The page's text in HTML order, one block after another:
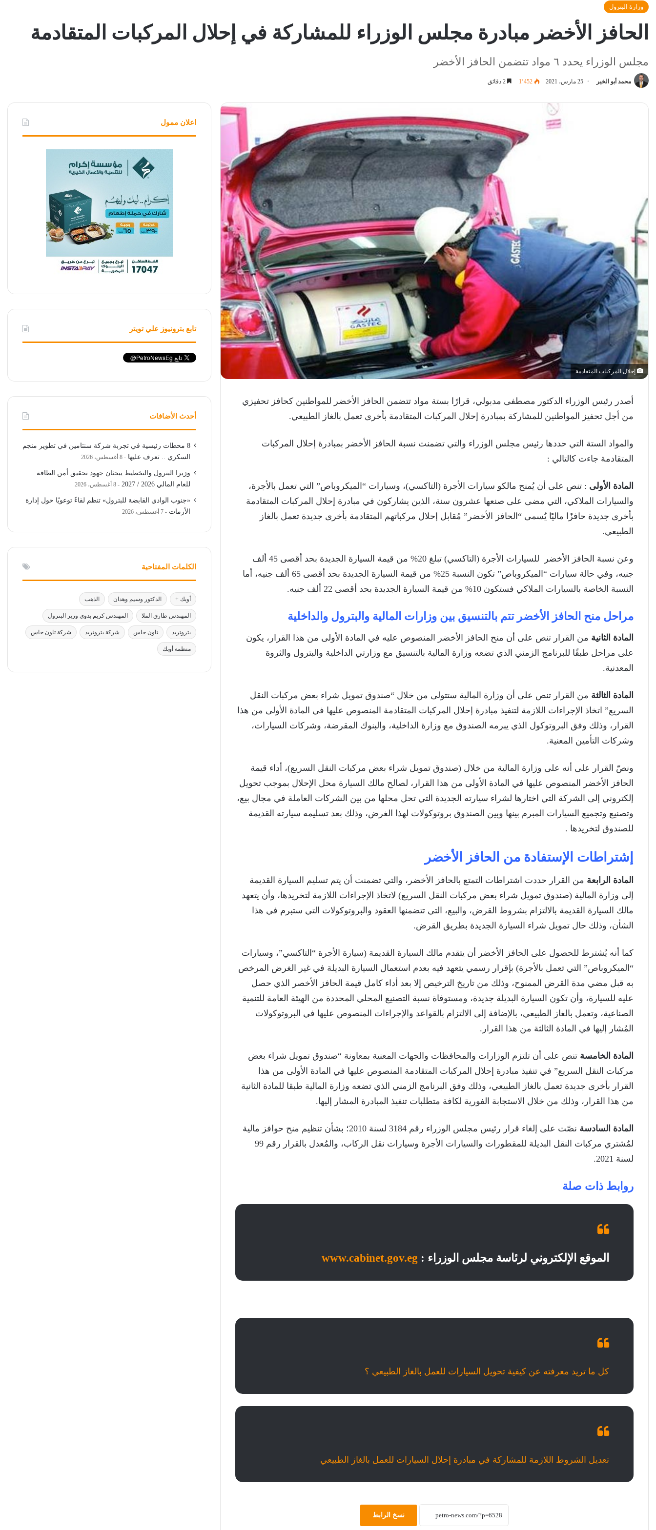
وزارة البترول
الحافز الأخضر مبادرة مجلس الوزراء للمشاركة في إحلال المركبات المتقادمة
مجلس الوزراء يحدد ٦ مواد تتضمن الحافز الأخضر
محمد أبو الخير 25 مارس، 2021 1٬452
إحلال المركبات المتقادمة
أصدر رئيس الوزراء الدكتور مصطفى مدبولي، قرارًا بستة مواد تتضمن الحافز الأخضر للمواطنين كحافز تحفيزي
من أجل تحفيز المواطنين للمشاركة بمبادرة إحلال المركبات المتقادمة بأخرى تعمل بالغاز الطبيعي.
والمواد الستة التي حددها رئيس مجلس الوزراء والتي تضمنت نسبة الحافز الأخضر بمبادرة إحلال المركبات
المتقادمة جاءت كالتالي :
المادة الأولى : تنص على أن يُمنح مالكو سيارات الأجرة (التاكسي)، وسيارات “الميكروباص” التي تعمل بالأجرة،
والسيارات الملاكي، التي مضى على صنعها عشرون سنة، الذين يشاركون في مبادرة إحلال المركبات المتقادمة
بأخرى جديدة حافزًا ماليًا يُسمى “الحافز الأخضر” مُقابل إحلال مركباتهم المتقادمة بأخرى جديدة تعمل بالغاز
الطبيعي.
وعن نسبة الحافز الأخضر للسيارات الأجرة (التاكسي) تبلغ 20% من قيمة السيارة الجديدة بحد أقصى 45 ألف
جنيه، وفي حالة سيارات “الميكروباص” تكون النسبة 25% من قيمة السيارة الجديدة بحد أقصى 65 ألف جنيه، أما
النسبة الخاصة بالسيارات الملاكي فستكون 10% من قيمة السيارة الجديدة بحد أقصى 22 ألف جنيه.
مراحل منح الحافز الأخضر تتم بالتنسيق بين وزارات المالية والبترول والداخلية
المادة الثانية من القرار تنص على أن منح الحافز الأخضر المنصوص عليه في المادة الأولى من هذا القرار، يكون
على مراحل طبقًا للبرنامج الزمني الذي تضعه وزارة المالية بالتنسيق مع وزارتي الداخلية والبترول والثروة
المعدنية.
المادة الثالثة من القرار تنص على أن وزارة المالية ستتولى من خلال “صندوق تمويل شراء بعض مركبات النقل
السريع” اتخاذ الإجراءات اللازمة لتنفيذ مبادرة إحلال المركبات المتقادمة المنصوص عليها في المادة الأولى من هذا
القرار، وذلك وفق البروتوكول الذي يبرمه الصندوق مع وزارة الداخلية، والبنوك المقرضة، وشركات السيارات،
وشركات التأمين المعنية.
ونصّ القرار على أنه على وزارة المالية من خلال (صندوق تمويل شراء بعض مركبات النقل السريع)، أداء قيمة
الحافز الأخضر المنصوص عليها في المادة الأولى من هذا القرار، لصالح مالك السيارة محل الإحلال بموجب تحويل
إلكتروني إلى الشركة التي اختارها لشراء سيارته الجديدة التي تحل محلها من بين الشركات العاملة في مجال بيع،
وتصنيع وتجميع السيارات المبرم بينها وبين الصندوق بروتوكولات لهذا الغرض، وذلك بعد تسليمه سيارته القديمة
للصندوق لتخريدها .
إشتراطات الإستفادة من الحافز الأخضر
المادة الرابعة من القرار حددت اشتراطات التمتع بالحافز الأخضر، والتي تضمنت أن يتم تسليم السيارة القديمة
إلى وزارة المالية (صندوق تمويل شراء بعض مركبات النقل السريع) لاتخاذ الإجراءات اللازمة لتخريدها، وأن يتعهد
مالك السيارة القديمة بالالتزام بشروط القرض، والبيع، التي تتضمنها العقود والبروتوكولات التي ستبرم في هذا
الشأن، وذلك حال تمويل شراء السيارة الجديدة بطريق القرض.
كما أنه يُشترط للحصول على الحافز الأخضر أن يتقدم مالك السيارة القديمة (سيارة الأجرة “التاكسي”، وسيارات
“الميكروباص” التي تعمل بالأجرة) بإقرار رسمي يتعهد فيه بعدم استعمال السيارة البديلة في غير الغرض المرخص
به قبل مضي مدة القرض الممنوح، وذلك من تاريخ الترخيص إلا بعد أداء كامل قيمة الحافز الأخصر الذي حصل
عليه للسيارة، وأن تكون السيارة البديلة جديدة، ومستوفاة نسبة التصنيع المحلي المحددة من الهيئة العامة للتنمية
الصناعية، وتعمل بالغاز الطبيعي، بالإضافة إلى الالتزام بالقواعد والإجراءات المنصوص عليها في البروتوكولات
المُشار إليها في المادة الثالثة من هذا القرار.
المادة الخامسة تنص على أن تلتزم الوزارات والمحافظات والجهات المعنية بمعاونة “صندوق تمويل شراء بعض
مركبات النقل السريع” في تنفيذ مبادرة إحلال المركبات المتقادمة المنصوص عليها في المادة الأولى من هذا
القرار بأخرى جديدة تعمل بالغاز الطبيعي، وذلك وفق البرنامج الزمني الذي تضعه وزارة المالية طبقا للمادة الثانية
من هذا القرار، وذلك من خلال الاستجابة الفورية لكافة متطلبات تنفيذ المبادرة المشار إليها.
المادة السادسة
نصّت على إلغاء قرار رئيس مجلس الوزراء رقم 3184 لسنة 2010؛ بشأن تنظيم منح حوافز مالية
لمُشتري مركبات النقل البديلة للمقطورات والسيارات الأجرة وسيارات نقل الركاب، والمُعدل بالقرار رقم 99
لسنة 2021.
روابط ذات صلة
الموقع الإلكتروني لرئاسة مجلس الوزراء : www.cabinet.gov.eg
كل ما تريد معرفته عن كيفية تحويل السيارات للعمل بالغاز الطبيعي ؟
تعديل الشروط اللازمة للمشاركة في مبادرة إحلال السيارات للعمل بالغاز الطبيعي
نسخ الرابط
اعلان ممول
تابع بترونيوز علي تويتر
أحدث الأضافات
8 محطات رئيسية في تجربة شركة سنتامين في تطوير منجم
السكري .. تعرف عليها
8 أغسطس، 2026
وزيرا البترول والتخطيط يبحثان جهود تحقيق أمن الطاقة
للعام المالي 2026 / 2027
8 أغسطس، 2026
«جنوب الوادي القابضة للبترول» تنظم لقاءً توعويًا حول إدارة
الأزمات
7 أغسطس، 2026
الكلمات المفتاحية
أوبك + الدكتور وسيم وهدان الذهب
المهندس طارق الملا المهندس كريم بدوي وزير البترول
بتروتريد تاون جاس شركة بتروتريد شركة تاون جاس
منظمة أوبك